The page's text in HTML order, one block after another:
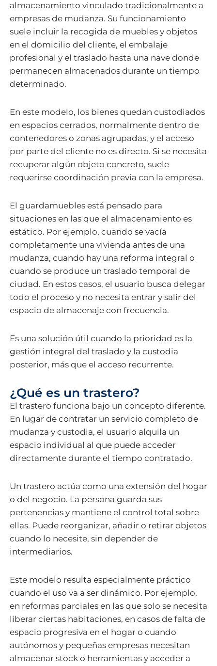
almacenamiento vinculado tradicionalmente a
empresas de mudanza. Su funcionamiento
suele incluir la recogida de muebles y objetos
en el domicilio del cliente, el embalaje
profesional y el traslado hasta una nave donde
permanecen almacenados durante un tiempo
determinado.
En este modelo, los bienes quedan custodiados
en espacios cerrados, normalmente dentro de
contenedores o zonas agrupadas, y el acceso
por parte del cliente no es directo. Si se necesita
recuperar algún objeto concreto, suele
requerirse coordinación previa con la empresa.
El guardamuebles está pensado para
situaciones en las que el almacenamiento es
estático. Por ejemplo, cuando se vacía
completamente una vivienda antes de una
mudanza, cuando hay una reforma integral o
cuando se produce un traslado temporal de
ciudad. En estos casos, el usuario busca delegar
todo el proceso y no necesita entrar y salir del
espacio de almacenaje con frecuencia.
Es una solución útil cuando la prioridad es la
gestión integral del traslado y la custodia
posterior, más que el acceso recurrente.
¿Qué es un trastero?
El trastero funciona bajo un concepto diferente.
En lugar de contratar un servicio completo de
mudanza y custodia, el usuario alquila un
espacio individual al que puede acceder
directamente durante el tiempo contratado.
Un trastero actúa como una extensión del hogar
o del negocio. La persona guarda sus
pertenencias y mantiene el control total sobre
ellas. Puede reorganizar, añadir o retirar objetos
cuando lo necesite, sin depender de
intermediarios.
Este modelo resulta especialmente práctico
cuando el uso va a ser dinámico. Por ejemplo,
en reformas parciales en las que solo se necesita
liberar ciertas habitaciones, en casos de falta de
espacio progresiva en el hogar o cuando
autónomos y pequeñas empresas necesitan
almacenar stock o herramientas y acceder a